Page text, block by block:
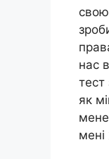
нас
тест
як